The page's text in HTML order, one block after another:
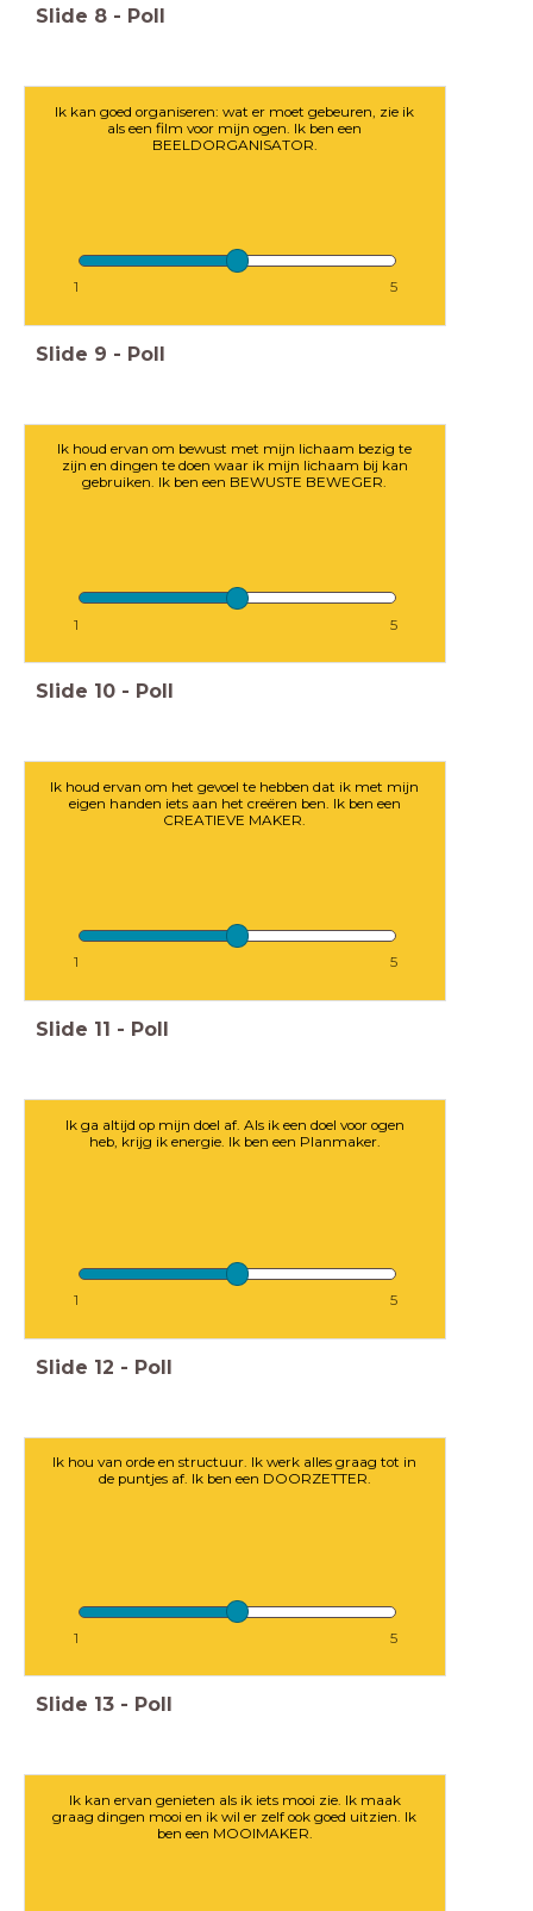
Slide 8 - Poll
Ik kan goed organiseren: wat er moet gebeuren, zie ik
als een film voor mijn ogen. Ik ben een
BEELDORGANISATOR.
1 5
Slide 9 - Poll
Ik houd ervan om bewust met mijn lichaam bezig te
zijn en dingen te doen waar ik mijn lichaam bij kan
gebruiken. Ik ben een BEWUSTE BEWEGER.
1 5
Slide 10 - Poll
Ik houd ervan om het gevoel te hebben dat ik met mijn
eigen handen iets aan het creëren ben. Ik ben een
CREATIEVE MAKER.
1 5
Slide 11 - Poll
Ik ga altijd op mijn doel af. Als ik een doel voor ogen
heb, krijg ik energie. Ik ben een Planmaker.
1 5
Slide 12 - Poll
Ik hou van orde en structuur. Ik werk alles graag tot in
de puntjes af. Ik ben een DOORZETTER.
1 5
Slide 13 - Poll
Ik kan ervan genieten als ik iets mooi zie. Ik maak
graag dingen mooi en ik wil er zelf ook goed uitzien. Ik
ben een MOOIMAKER.